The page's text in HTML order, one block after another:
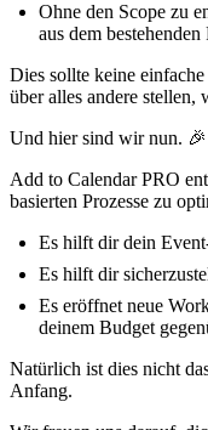
Ohne den Scope zu
aus dem
Dies sollte keine
über alles andere
Und hier sind wir nun. 🎉
Add to Calendar PRO
basierten Prozesse zu
Es hilft dir dein
Es hilft dir
Es eröffnet neue
deinem Budget
Natürlich ist dies nicht
Anfang.